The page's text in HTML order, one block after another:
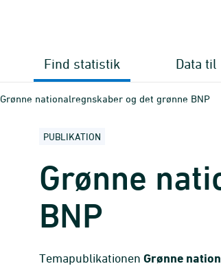
Find statistik Data
Grønne nationalregnskaber og det grønne BNP
PUBLIKATION
Grønne
BNP
Temapublikationen Grønne